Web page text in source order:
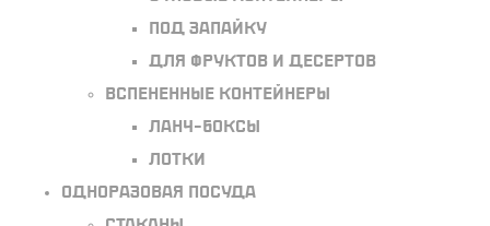
Под запайку
Для фруктов и десертов
Вспененные контейнеры
Ланч-боксы
Лотки
Одноразовая посуда